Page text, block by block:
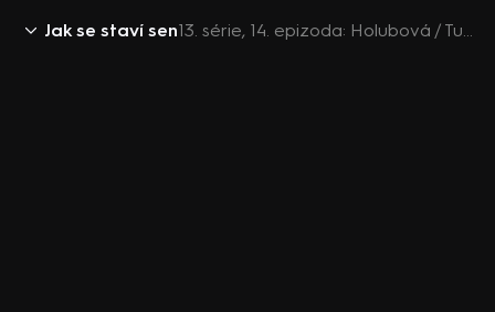
Jak se staví sen 13. série, 14. epizoda: Holubová / Tuchorazy